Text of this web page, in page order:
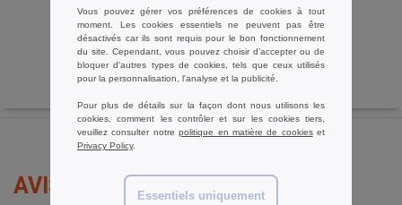
AVIS SUR B&C BC512
Vous pouvez gérer vos préférences de cookies à tout
moment. Les cookies essentiels ne peuvent pas être
désactivés car ils sont requis pour le bon fonctionnement
du site. Cependant, vous pouvez choisir d’accepter ou de
bloquer d'autres types de cookies, tels que ceux utilisés
pour la personnalisation, l'analyse et la publicité.
Pour plus de détails sur la façon dont nous utilisons les
cookies, comment les contrôler et sur les cookies tiers,
veuillez consulter notrepolitique en matière de cookieset
Privacy Policy.
Essentiels uniquement